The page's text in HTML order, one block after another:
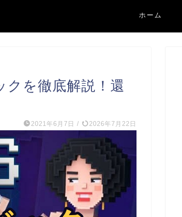
ホーム
を徹底解説！還
2021年6月7日 / 2026年7月22日